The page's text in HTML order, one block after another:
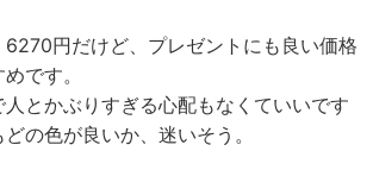
6270円だけど、プレゼントにも良い価格
です。
とかぶりすぎる心配もなくていいです
の色が良いか、迷いそう。